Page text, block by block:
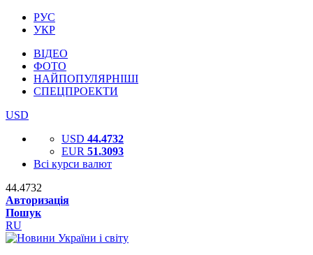
РУС
УКР
ВІДЕО
ФОТО
НАЙПОПУЛЯРНІШІ
СПЕЦПРОЕКТИ
USD
USD 44.4732
EUR 51.3093
Всі курси валют
44.4732
Авторизація
Пошук
RU